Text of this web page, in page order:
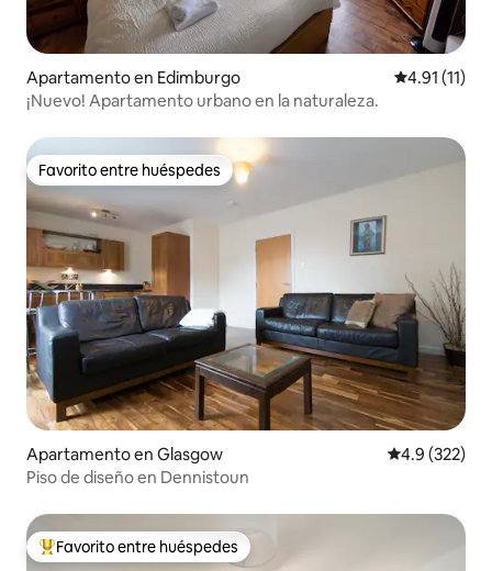
Apartamento en Edimburgo Calificación
4.91 (11)
¡Nuevo! Apartamento urbano en la naturaleza.
Favorito entre huéspedes
Favorito entre huéspedes
Apartamento en Glasgow Calificación
4.9 (322)
Piso de diseño en Dennistoun
Favorito entre huéspedes preferido
Favorito entre huéspedes